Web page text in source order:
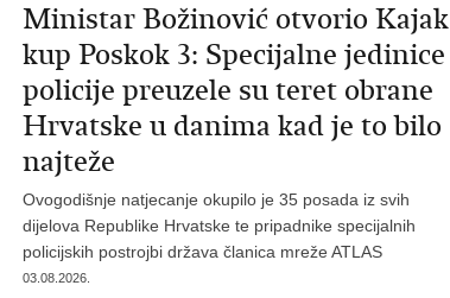
Ministar Božinović otvorio Kajak
kup Poskok 3: Specijalne jedinice
policije preuzele su teret obrane
Hrvatske u danima kad je to bilo
najteže
Ovogodišnje natjecanje okupilo je 35 posada iz svih
dijelova Republike Hrvatske te pripadnike specijalnih
policijskih postrojbi država članica mreže ATLAS
03.08.2026.